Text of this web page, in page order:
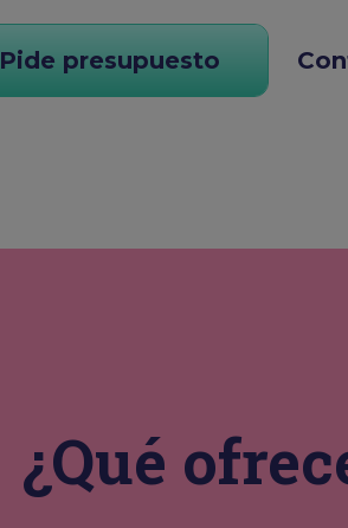
Pide presupuesto
¿Qué